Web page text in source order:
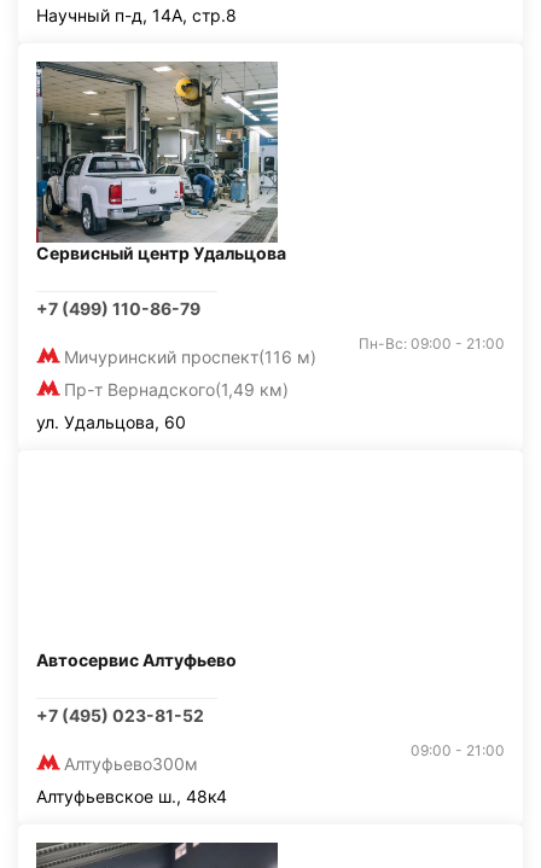
Научный п-д, 14А, стр.8
Сервисный центр Удальцова
+7 (499) 110-86-79
Мичуринский проспект(116 м)
Пр-т Вернадского(1,49 км)
Пн-Вс: 09:00 - 21:00
ул. Удальцова, 60
Автосервис Алтуфьево
+7 (495) 023-81-52
Алтуфьево300м
09:00 - 21:00
Алтуфьевское ш., 48к4